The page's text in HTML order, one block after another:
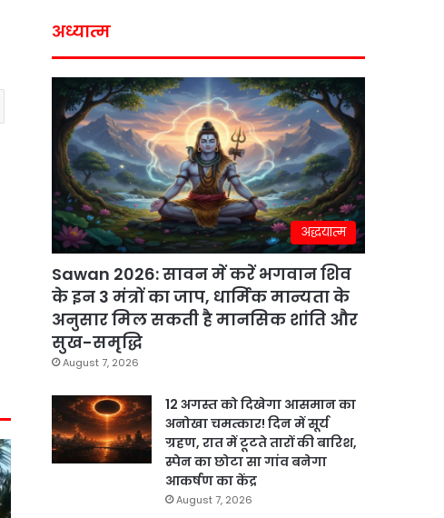
अध्यात्म
अद्धयात्म
Sawan 2026: सावन में करें भगवान शिव
के इन 3 मंत्रों का जाप, धार्मिक मान्यता के
अनुसार मिल सकती है मानसिक शांति और
सुख-समृद्धि
August 7, 2026
12 अगस्त को दिखेगा आसमान का
अनोखा चमत्कार! दिन में सूर्य
ग्रहण, रात में टूटते तारों की बारिश,
स्पेन का छोटा सा गांव बनेगा
आकर्षण का केंद्र
August 7, 2026